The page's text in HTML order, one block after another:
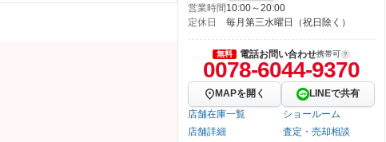
営業時間10:00～20:00
定休日
毎月第三水曜日（祝日除く）
無料 電話お問い合わせ携帯可
0078-6044-9370
MAPを開く
LINEで共有
店舗在庫一覧
ショールーム
店舗詳細
査定・売却相談